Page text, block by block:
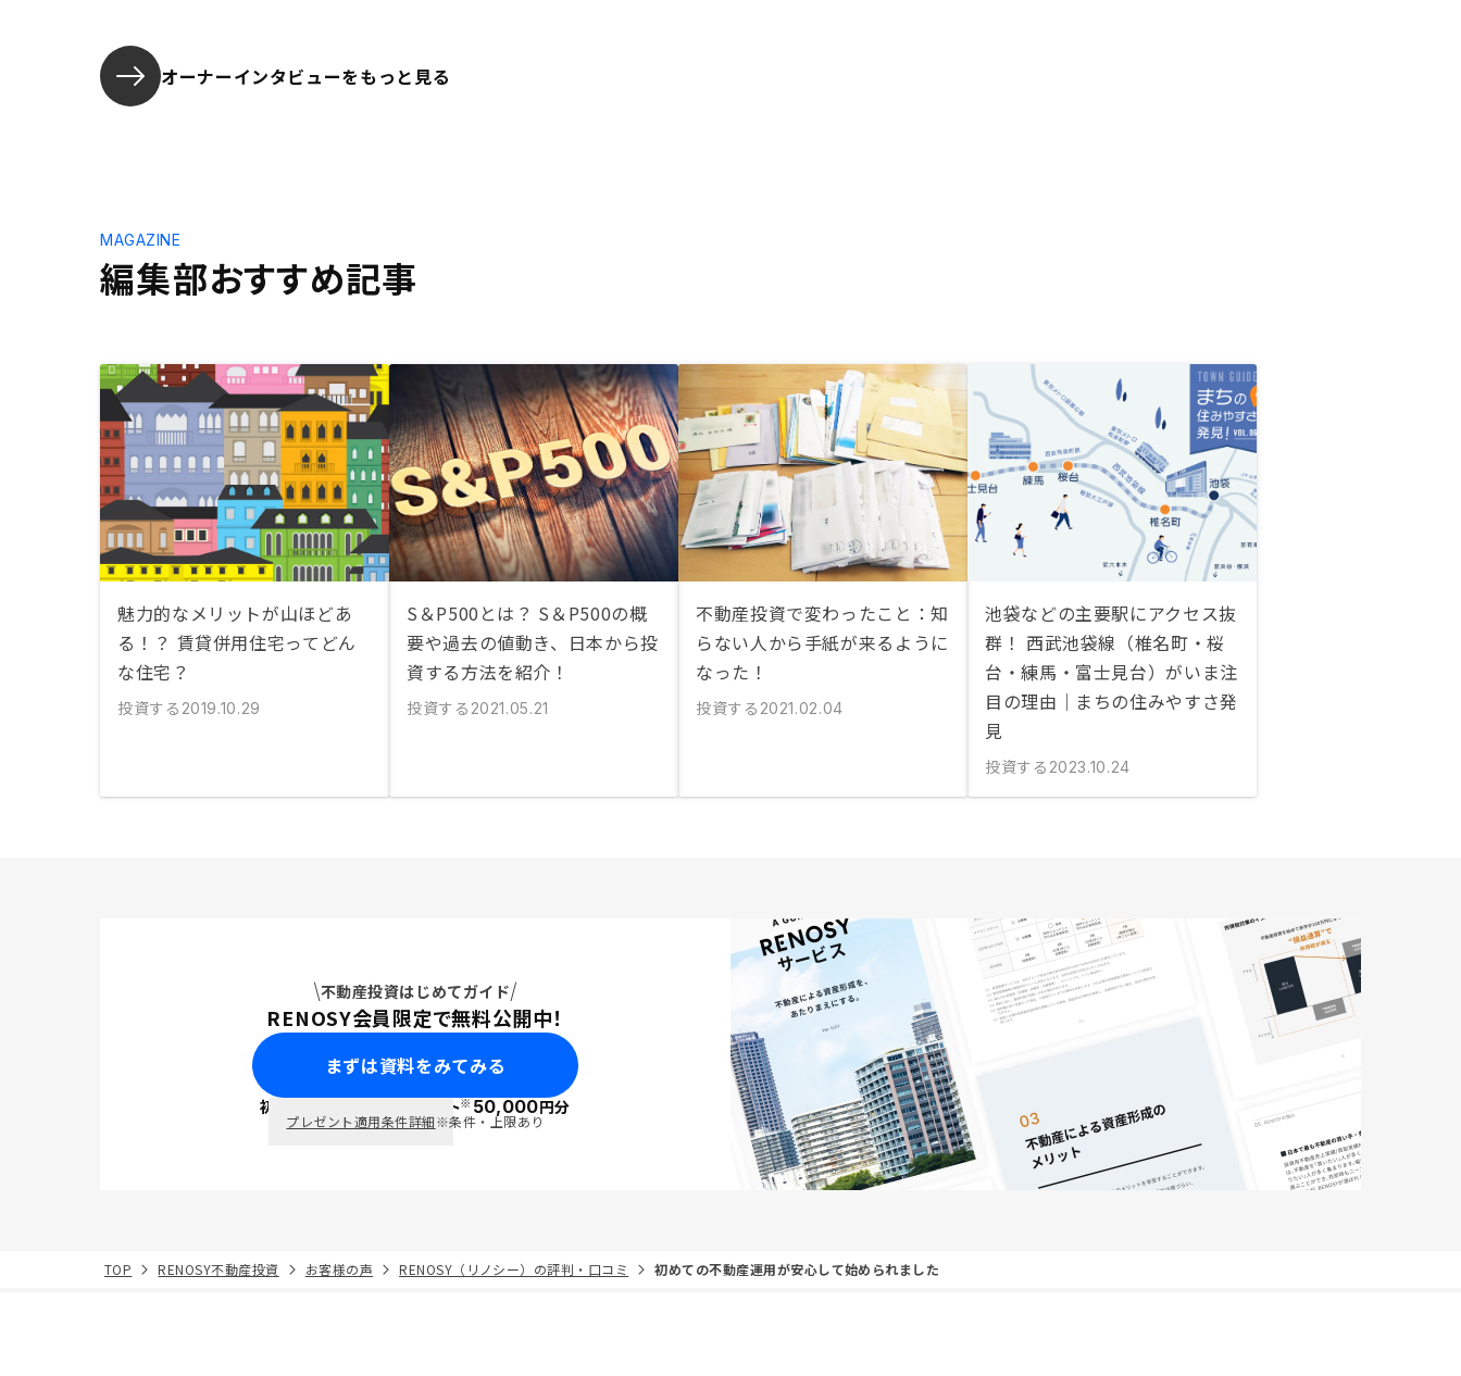
オーナーインタビューをもっと見る
編集部おすすめ記事
MAGAZINE
魅力的なメリットが山ほどあ
る！？ 賃貸併用住宅ってどん
な住宅？
投資する 2019.10.29
S＆P500とは？ S＆P500の概
要や過去の値動き、日本から投
資する方法を紹介！
投資する 2021.05.21
不動産投資で変わったこと：知
らない人から手紙が来るように
なった！
投資する 2021.02.04
池袋などの主要駅にアクセス抜
群！ 西武池袋線（椎名町・桜
台・練馬・富士見台）がいま注
目の理由｜まちの住みやすさ発
見
投資する 2023.10.24
不動産投資はじめてガイド
RENOSY会員限定で無料公開中！
まずは資料をみてみる
初回面談で ポイント※50,000円分
プレゼント適用条件詳細※条件・上限あり
TOP RENOSY不動産投資 お客様の声 RENOSY（リノシー）の評判・口コミ 初めての不動産運用が安心して始められました